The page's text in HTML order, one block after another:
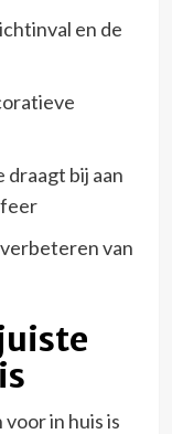
en de
bij aan
van
in huis is